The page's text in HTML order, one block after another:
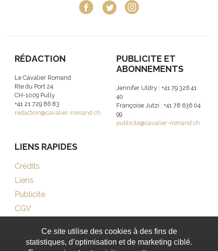
RÉDACTION
Le Cavalier Romand
Rte du Port 24
CH-1009 Pully
+41 21 729 86 83
redaction@cavalier-romand.ch
PUBLICITE ET
ABONNEMENTS
Jennifer Uldry : +41 79 326 41
40
Françoise Jutzi : +41 78 636 04
99
publicite@cavalier-romand.ch
LIENS RAPIDES
Crédits
Liens
Publicité
CGV
Ce site utilise des cookies à des fins de
statistiques, d’optimisation et de marketing ciblé.